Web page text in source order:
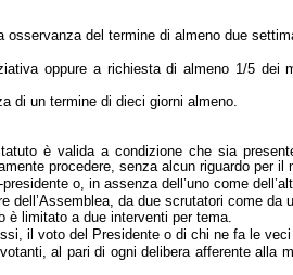
del termine di almeno due
oppure a richiesta di almeno 1/5
di un termine di dieci giorni almeno.
è valida a condizione che sia
procedere, senza alcun riguardo per il
dente o, in assenza dell’uno come
da due scrutatori come da
è limitato a due interventi per tema.
il voto del Presidente o di chi ne fa le
al pari di ogni delibera afferente